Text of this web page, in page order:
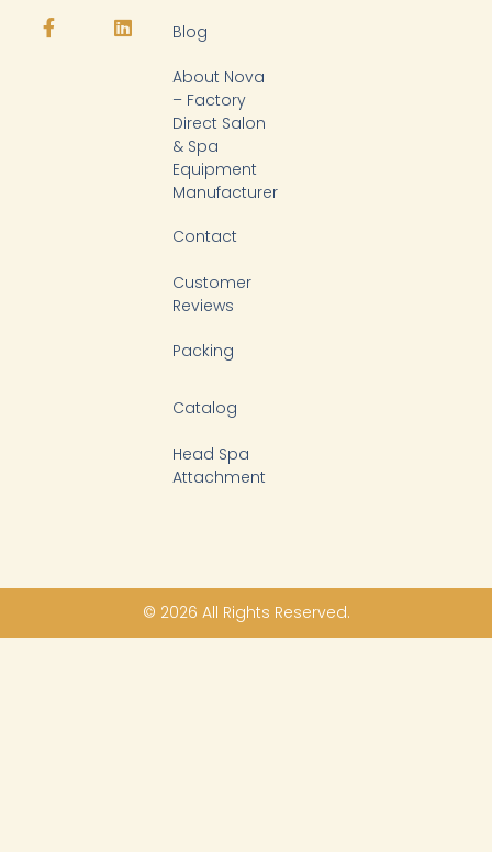
t
u
t
o
e
b
k
e Blog
About Nova
– Factory
Direct Salon
& Spa
Equipment
Manufacturer
Contact
Customer
Reviews
Packing
Catalog
Head Spa
Attachment
© 2026 All Rights Reserved.